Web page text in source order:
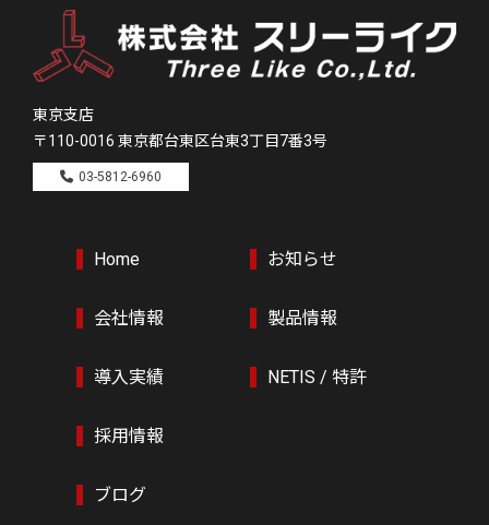
東京支店
〒110-0016 東京都台東区台東3丁目7番3号
03-5812-6960
Home お知らせ
会社情報 製品情報
導入実績 NETIS / 特許
採用情報
ブログ